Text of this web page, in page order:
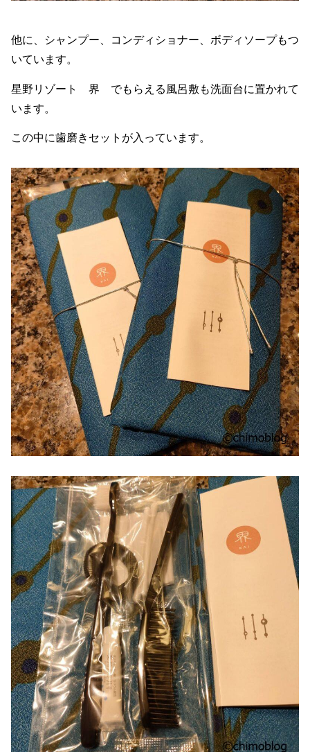
他に、シャンプー、コンディショナー、ボディソープもつ
いています。
星野リゾート 界 でもらえる風呂敷も洗面台に置かれて
います。
この中に歯磨きセットが入っています。